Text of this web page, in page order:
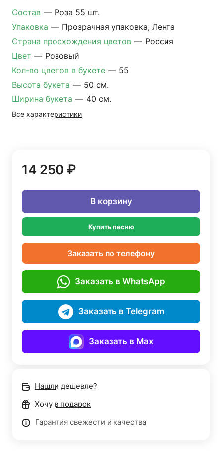
Состав — Роза 55 шт.
Упаковка — Прозрачная упаковка, Лента
Страна просхождения цветов — Россия
Цвет — Розовый
Кол-во цветов в букете — 55
Высота букета — 50 см.
Ширина букета — 40 см.
Все характеристики
14 250 ₽
В корзину
Купить песню
Заказать по телефону
Заказать в WhatsApp
Заказать в Telegram
Заказать в Max
Нашли дешевле?
Хочу в подарок
Гарантия свежести и качества